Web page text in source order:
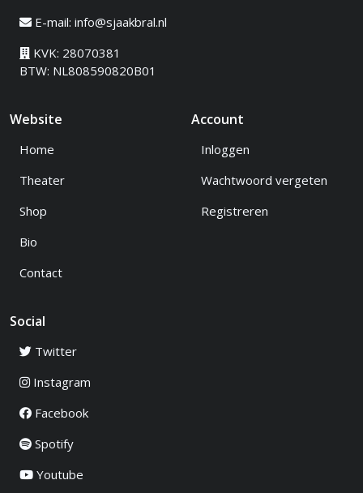
E-mail: info@sjaakbral.nl
KVK: 28070381
BTW: NL808590820B01
Website
Home
Theater
Shop
Bio
Contact
Account
Inloggen
Wachtwoord vergeten
Registreren
Social
Twitter
Instagram
Facebook
Spotify
Youtube